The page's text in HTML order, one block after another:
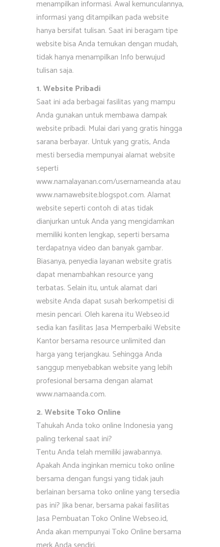
menampilkan informasi. Awal kemunculannya,
informasi yang ditampilkan pada website
hanya bersifat tulisan. Saat ini beragam tipe
website bisa Anda temukan dengan mudah,
tidak hanya menampilkan Info berwujud
tulisan saja.
1. Website Pribadi
Saat ini ada berbagai fasilitas yang mampu
Anda gunakan untuk membawa dampak
website pribadi. Mulai dari yang gratis hingga
sarana berbayar. Untuk yang gratis, Anda
mesti bersedia mempunyai alamat website
seperti
www.namalayanan.com/usernameanda atau
www.namawebsite.blogspot.com. Alamat
website seperti contoh di atas tidak
dianjurkan untuk Anda yang mengidamkan
memiliki konten lengkap, seperti bersama
terdapatnya video dan banyak gambar.
Biasanya, penyedia layanan website gratis
dapat menambahkan resource yang
terbatas. Selain itu, untuk alamat dari
website Anda dapat susah berkompetisi di
mesin pencari. Oleh karena itu Webseo.id
sedia kan fasilitas Jasa Memperbaiki Website
Kantor bersama resource unlimited dan
harga yang terjangkau. Sehingga Anda
sanggup menyebabkan website yang lebih
profesional bersama dengan alamat
www.namaanda.com.
2. Website Toko Online
Tahukah Anda toko online Indonesia yang
paling terkenal saat ini?
Tentu Anda telah memiliki jawabannya.
Apakah Anda inginkan memicu toko online
bersama dengan fungsi yang tidak jauh
berlainan bersama toko online yang tersedia
pas ini? Jika benar, bersama pakai fasilitas
Jasa Pembuatan Toko Online Webseo.id,
Anda akan mempunyai Toko Online bersama